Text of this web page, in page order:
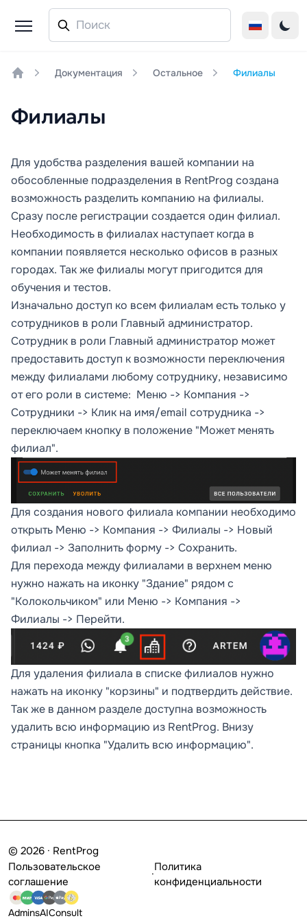
Документация Остальное Филиалы
Филиалы
Для удобства разделения вашей компании на
обособленные подразделения в RentProg создана
возможность разделить компанию на филиалы.
Сразу после регистрации создается один филиал.
Необходимость в филиалах наступает когда в
компании появляется несколько офисов в разных
городах. Так же филиалы могут пригодится для
обучения и тестов.
Изначально доступ ко всем филиалам есть только у
сотрудников в роли Главный администратор.
Сотрудник в роли Главный администратор может
предоставить доступ к возможности переключения
между филиалами любому сотруднику, независимо
от его роли в системе: Меню -> Компания ->
Сотрудники -> Клик на имя/email сотрудника ->
переключаем кнопку в положение "Может менять
филиал".
Для создания нового филиала компании необходимо
открыть Меню -> Компания -> Филиалы -> Новый
филиал -> Заполнить форму -> Сохранить.
Для перехода между филиалами в верхнем меню
нужно нажать на иконку "Здание" рядом с
"Колокольчиком" или Меню -> Компания ->
Филиалы -> Перейти.
Для удаления филиала в списке филиалов нужно
нажать на иконку "корзины" и подтвердить действие.
Так же в данном разделе доступна возможность
удалить всю информацию из RentProg. Внизу
страницы кнопка "Удалить всю информацию".
© 2026 · RentProg
Пользовательское
соглашение
·
Политика
конфиденциальности
AdminsAIConsult